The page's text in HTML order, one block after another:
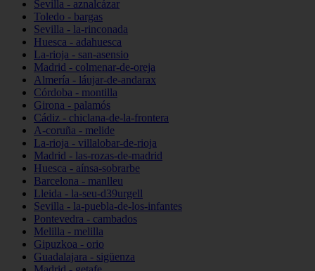
Sevilla - aznalcázar
Toledo - bargas
Sevilla - la-rinconada
Huesca - adahuesca
La-rioja - san-asensio
Madrid - colmenar-de-oreja
Almería - láujar-de-andarax
Córdoba - montilla
Girona - palamós
Cádiz - chiclana-de-la-frontera
A-coruña - melide
La-rioja - villalobar-de-rioja
Madrid - las-rozas-de-madrid
Huesca - aínsa-sobrarbe
Barcelona - manlleu
Lleida - la-seu-d39urgell
Sevilla - la-puebla-de-los-infantes
Pontevedra - cambados
Melilla - melilla
Gipuzkoa - orio
Guadalajara - sigüenza